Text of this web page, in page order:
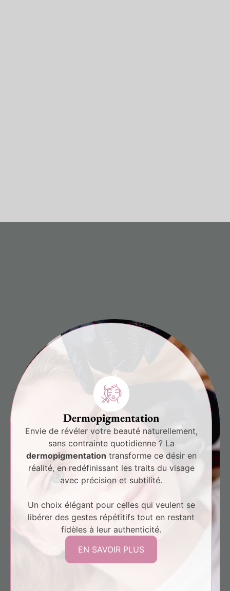
Dermopigmentation
Envie de révéler votre beauté naturellement,
sans contrainte quotidienne ? La
dermopigmentation transforme ce désir en
réalité, en redéfinissant les traits du visage
avec précision et subtilité.
Un choix élégant pour celles qui veulent se
libérer des gestes répétitifs tout en restant
fidèles à leur authenticité.
EN SAVOIR PLUS